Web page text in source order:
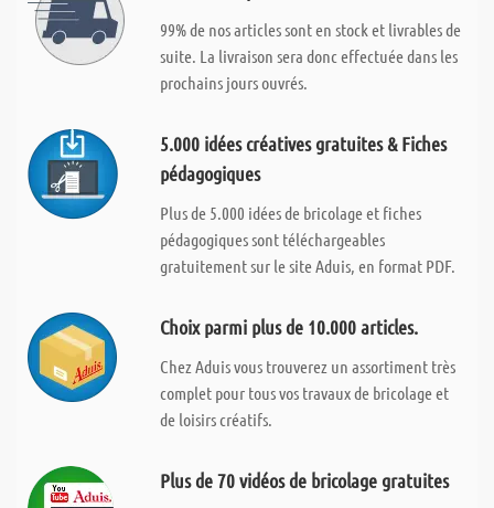
99% de nos articles sont en stock et livrables de
suite. La livraison sera donc effectuée dans les
prochains jours ouvrés.
5.000 idées créatives gratuites & Fiches
pédagogiques
Plus de 5.000 idées de bricolage et fiches
pédagogiques sont téléchargeables
gratuitement sur le site Aduis, en format PDF.
Choix parmi plus de 10.000 articles.
Chez Aduis vous trouverez un assortiment très
complet pour tous vos travaux de bricolage et
de loisirs créatifs.
Plus de 70 vidéos de bricolage gratuites